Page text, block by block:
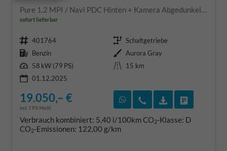
Pure 1.2 MPI / Navi PDC Hinten + Kamera Abgedunkelte Scheiben Tempomat Alu 16"
sofort lieferbar
Fahrzeugnr. 401764 Getriebe Schaltgetriebe
Kraftstoff Benzin Außenfarbe Aurora Gray
Leistung 58 kW (79 PS) Kilometerstand
15 km
01.12.2025
19.050,– €
incl. 19% MwSt.
Rückruf vereinbaren
Wir rufen Sie an
Verbrauch kombiniert: 5,40 l/100kmCO2-Klasse: D
CO2-Emissionen: 122,00 g/km